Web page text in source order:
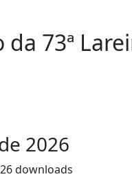
da 73ª
2026
26 downloads